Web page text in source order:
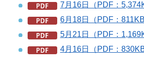
7月16日（PDF：
6月18日（PDF：811KB
5月21日（PDF：
4月16日（PDF：830KB